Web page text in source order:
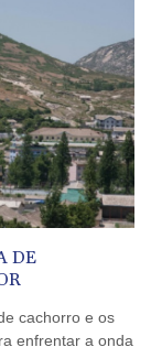
DE
cachorro e os
enfrentar a onda